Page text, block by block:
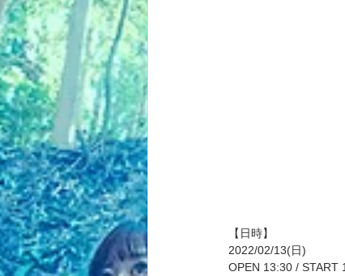
【日時】
2022/02/13(日)
OPEN 13:30 / START